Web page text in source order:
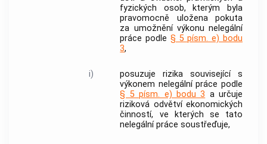
fyzických osob, kterým byla
pravomocně uložena pokuta
za umožnění výkonu nelegální
práce podle § 5 písm. e) bodu
3,
i)
posuzuje rizika související s
výkonem nelegální práce podle
§ 5 písm. e) bodu 3 a určuje
riziková odvětví ekonomických
činností, ve kterých se tato
nelegální práce soustřeďuje,